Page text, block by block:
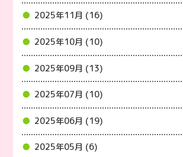
2025年11月 (16)
2025年10月 (10)
2025年09月 (13)
2025年07月 (10)
2025年06月 (19)
2025年05月 (6)